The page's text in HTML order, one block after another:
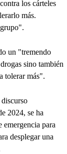
los cárteles
más.
un "tremendo
sino también
tolerar más".
2024, se ha
para
desplegar una